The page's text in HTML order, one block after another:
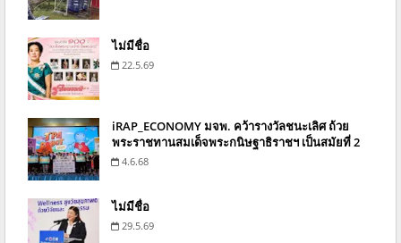
ไม่มีชื่อ
22.5.69
iRAP_ECONOMY มจพ. คว้ารางวัลชนะเลิศ ถ้วย
พระราชทานสมเด็จพระกนิษฐาธิราชฯ เป็นสมัยที่ 2
4.6.68
ไม่มีชื่อ
29.5.69